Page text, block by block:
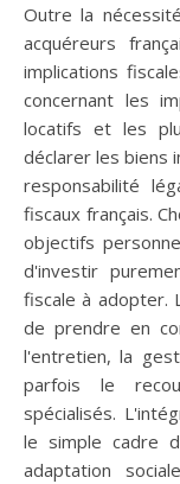
Outre la
acquéreurs
implications
concernant les
locatifs et les
déclarer les biens
responsabilité
fiscaux français.
objectifs
d'investir
fiscale à adopter.
de prendre en
l'entretien, la
parfois le
spécialisés.
le simple cadre
adaptation